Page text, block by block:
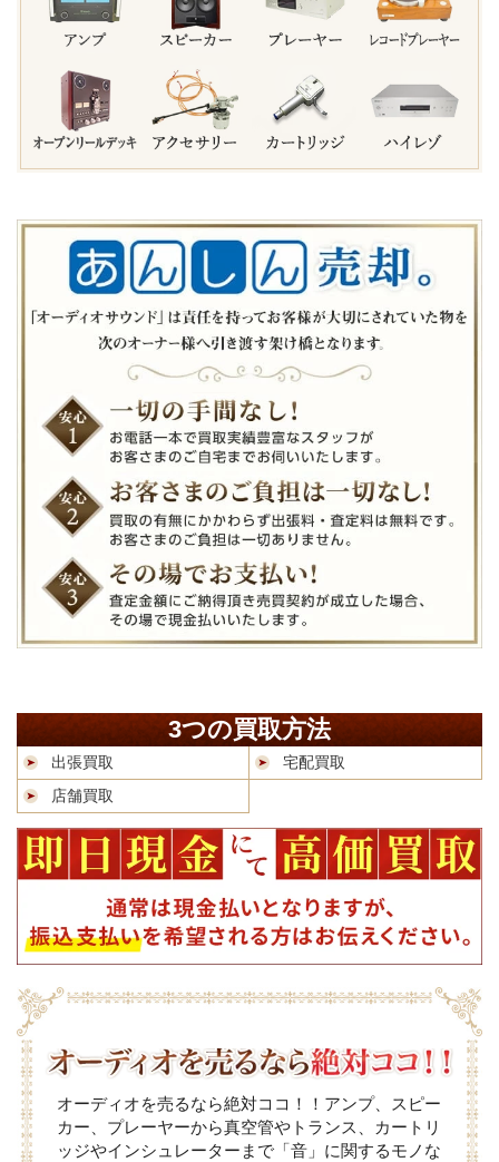
3つの買取方法
出張買取
宅配買取
店舗買取
オーディオを売るなら絶対ココ！！アンプ、スピー
カー、プレーヤーから真空管やトランス、カートリ
ッジやインシュレーターまで「音」に関するモノな